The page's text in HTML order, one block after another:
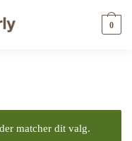
0
matcher dit valg.